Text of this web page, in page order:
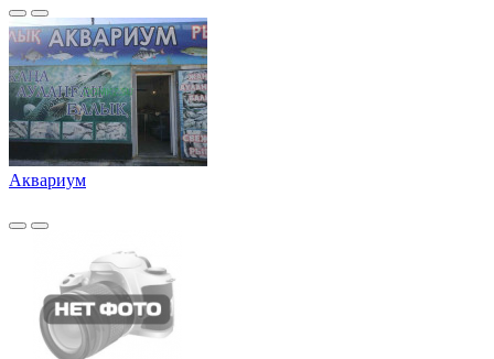
Аквариум